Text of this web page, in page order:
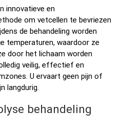
innovatieve en
om vetcellen te bevriezen
de behandeling worden
temperaturen, waardoor ze
door het lichaam worden
veilig, effectief en
U ervaart geen pijn of
langdurig.
behandeling